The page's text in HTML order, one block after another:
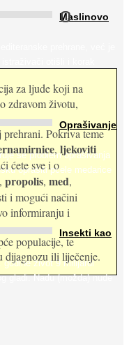
Maslinovo
prehrane, već je
Oprašivanje
se problem oprašivanja
oprašiti pčele medarice
Insekti kao
godine život 9 milijardi
gladi. Nadu (možda) nude
O
za ljude koji na
zdravom životu,
Pokriva teme
, ljekoviti
ćete sve i o
, propolis, med,
i mogući načini
informiranju i
populacije, te
dijagnozu ili liječenje.